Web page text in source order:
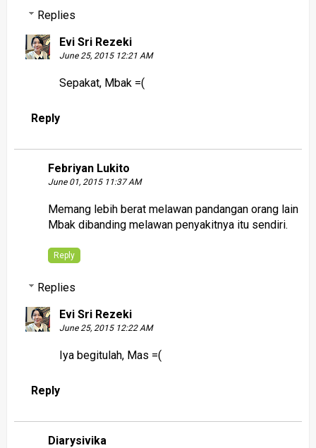
Replies
Evi Sri Rezeki
June 25, 2015 12:21 AM
Sepakat, Mbak =(
Reply
Febriyan Lukito
June 01, 2015 11:37 AM
Memang lebih berat melawan pandangan orang lain
Mbak dibanding melawan penyakitnya itu sendiri.
Reply
Replies
Evi Sri Rezeki
June 25, 2015 12:22 AM
Iya begitulah, Mas =(
Reply
Diarysivika